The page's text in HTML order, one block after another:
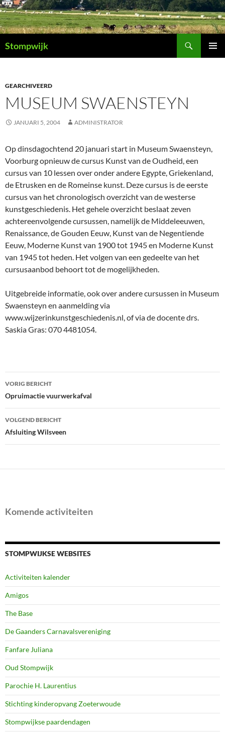
Ga
naar
de
inhoud
Stompwijk
GEARCHIVEERD
MUSEUM SWAENSTEYN
JANUARI 5, 2004 ADMINISTRATOR
Op dinsdagochtend 20 januari start in Museum Swaensteyn,
Voorburg opnieuw de cursus Kunst van de Oudheid, een
cursus van 10 lessen over onder andere Egypte, Griekenland,
de Etrusken en de Romeinse kunst. Deze cursus is de eerste
cursus van het chronologisch overzicht van de westerse
kunstgeschiedenis. Het gehele overzicht beslaat zeven
achtereenvolgende cursussen, namelijk de Middeleeuwen,
Renaissance, de Gouden Eeuw, Kunst van de Negentiende
Eeuw, Moderne Kunst van 1900 tot 1945 en Moderne Kunst
van 1945 tot heden. Het volgen van een gedeelte van het
cursusaanbod behoort tot de mogelijkheden.
Uitgebreide informatie, ook over andere cursussen in Museum
Swaensteyn en aanmelding via
www.wijzerinkunstgeschiedenis.nl, of via de docente drs.
Saskia Gras: 070 4481054.
Bericht
navigatie
VORIG BERICHT
Opruimactie vuurwerkafval
VOLGEND BERICHT
Afsluiting Wilsveen
Komende activiteiten
STOMPWIJKSE WEBSITES
Activiteiten kalender
Amigos
The Base
De Gaanders Carnavalsvereniging
Fanfare Juliana
Oud Stompwijk
Parochie H. Laurentius
Stichting kinderopvang Zoeterwoude
Stompwijkse paardendagen